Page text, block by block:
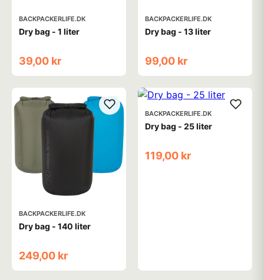
BACKPACKERLIFE.DK
Dry bag - 1 liter
39,00 kr
BACKPACKERLIFE.DK
Dry bag - 13 liter
99,00 kr
BACKPACKERLIFE.DK
Dry bag - 140 liter
249,00 kr
BACKPACKERLIFE.DK
Dry bag - 25 liter
119,00 kr